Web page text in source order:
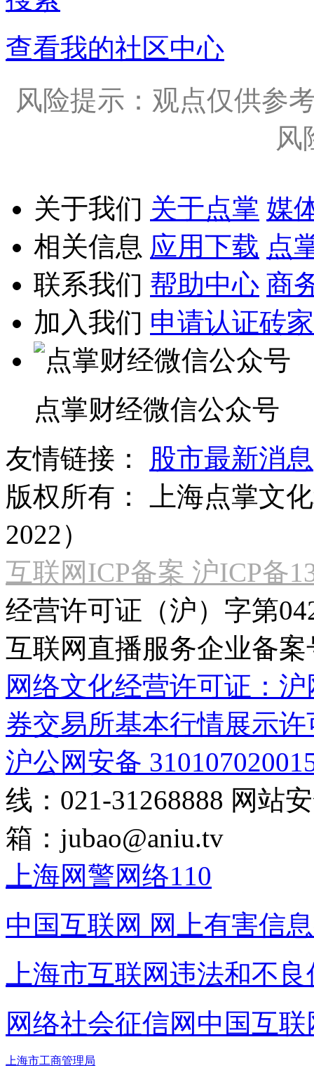
查看我的社区中心
风险提示：观点仅供参
风
关于我们 关于点掌 媒
相关信息 应用下载 点
联系我们 帮助中心 商
加入我们 申请认证砖家
点掌财经微信公众号
友情链接：
股市最新消息
版权所有：
上海点掌文
2022）
互联网ICP备案 沪ICP备
经营许可证（沪）字第
互联网直播服务企业备案
网络文化经营许可证：
券交易所基本行情展示许
沪公网安备
线：021-31268888 网站
箱： jubao@aniu.tv
上海网警网络110
中国互联网 网上有害信
上海市互联网违法和不
网络社会征信网 中国互
上海市工商管理局